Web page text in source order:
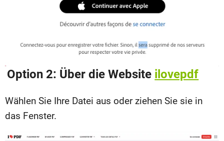
Option 2: Über die Website ilovepdf
Wählen Sie Ihre Datei aus oder ziehen Sie sie in
das Fenster.